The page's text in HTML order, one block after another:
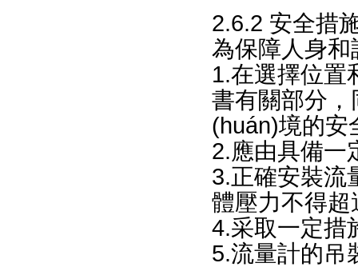
2.6.2 安全措
為保障人身和
1.在選擇位置
書有關部分
(huán)境的安
2.應由具備一
3.正確安裝流量
體壓力不得
4.采取一定措
5.流量計的吊